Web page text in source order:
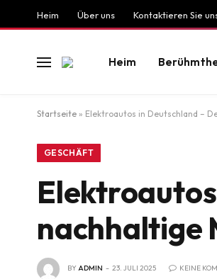
Heim Über uns Kontaktieren Sie
Heim
Startseite » Elektroautos in Deutschland –
GESCHÄFT
nachhaltige
BYADMIN 23. JULI 2025 KEINE